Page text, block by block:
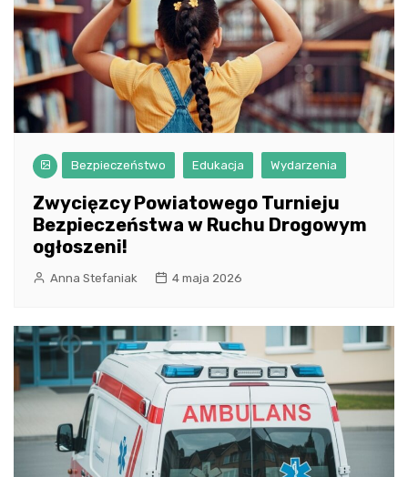
Bezpieczeństwo Edukacja Wydarzenia
Zwycięzcy Powiatowego Turnieju
Bezpieczeństwa w Ruchu Drogowym
ogłoszeni!
Anna Stefaniak 4 maja 2026